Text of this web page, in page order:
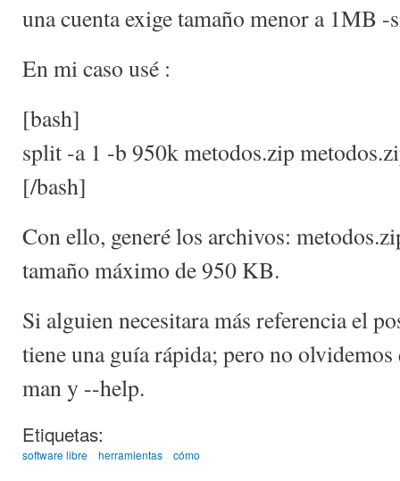
una cuenta exige tamaño menor a 1MB -
En mi caso usé :
[bash]
split -a 1 -b 950k metodos.zip
[/bash]
Con ello, generé los archivos:
tamaño máximo de 950 KB.
Si alguien necesitara más referencia el
tiene una guía rápida; pero no olvidemos
man y --help.
Etiquetas:
software libre herramientas cómo